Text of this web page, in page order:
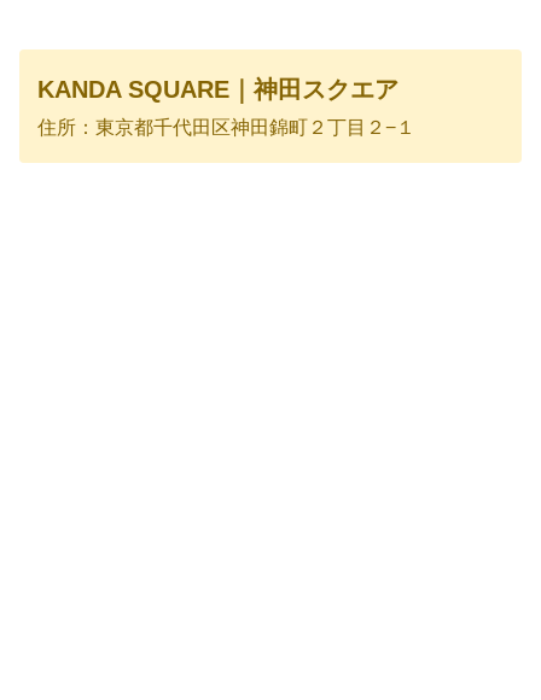
KANDA SQUARE｜神田スクエア
住所：東京都千代田区神田錦町２丁目２−１